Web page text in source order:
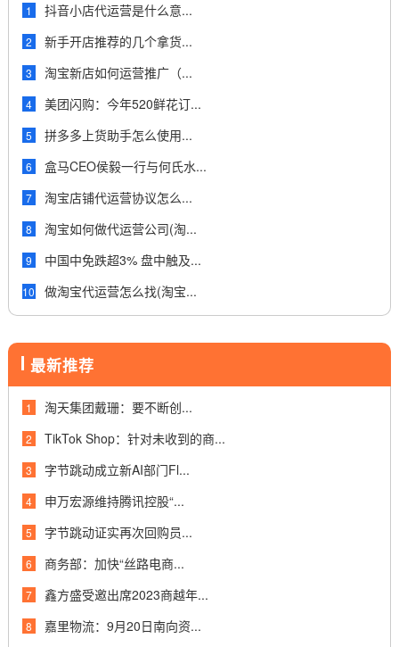
1 抖音小店代运营是什么意...
2 新手开店推荐的几个拿货...
3 淘宝新店如何运营推广（...
4 美团闪购：今年520鲜花订...
5 拼多多上货助手怎么使用...
6 盒马CEO侯毅一行与何氏水...
7 淘宝店铺代运营协议怎么...
8 淘宝如何做代运营公司(淘...
9 中国中免跌超3% 盘中触及...
10 做淘宝代运营怎么找(淘宝...
最新推荐
1 淘天集团戴珊：要不断创...
2 TikTok Shop：针对未收到的商...
3 字节跳动成立新AI部门Fl...
4 申万宏源维持腾讯控股“...
5 字节跳动证实再次回购员...
6 商务部：加快“丝路电商...
7 鑫方盛受邀出席2023商越年...
8 嘉里物流：9月20日南向资...